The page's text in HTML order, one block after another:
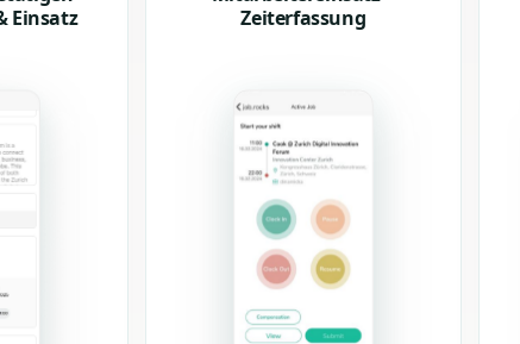
Einsatz
Zeiterfassung